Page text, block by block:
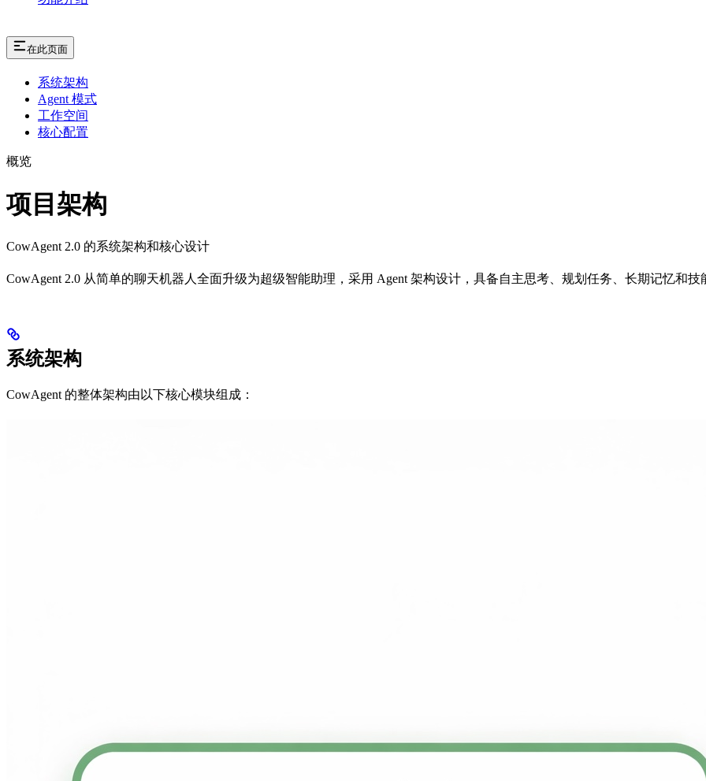
在此页面
系统架构
Agent 模式
工作空间
核心配置
概览
项目架构
CowAgent 2.0 的系统架构和核心设计
CowAgent 2.0 从简单的聊天机器人全面升级为超级智能助理，采用 Agent 架构设计，具备自主思考、规划任务、长期记忆和技
系统架构
CowAgent 的整体架构由以下核心模块组成：